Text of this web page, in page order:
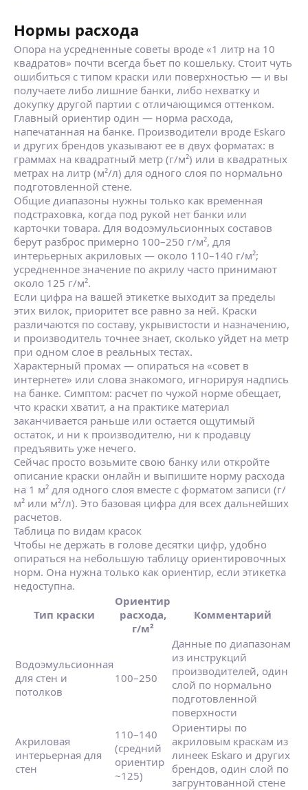
Нормы расхода
Опора на усредненные советы вроде «1 литр на 10
квадратов» почти всегда бьет по кошельку. Стоит чуть
ошибиться с типом краски или поверхностью — и вы
получаете либо лишние банки, либо нехватку и
докупку другой партии с отличающимся оттенком.
Главный ориентир один — норма расхода,
напечатанная на банке. Производители вроде Eskaro
и других брендов указывают ее в двух форматах: в
граммах на квадратный метр (г/м²) или в квадратных
метрах на литр (м²/л) для одного слоя по нормально
подготовленной стене.
Общие диапазоны нужны только как временная
подстраховка, когда под рукой нет банки или
карточки товара. Для водоэмульсионных составов
берут разброс примерно 100–250 г/м², для
интерьерных акриловых — около 110–140 г/м²;
усредненное значение по акрилу часто принимают
около 125 г/м².
Если цифра на вашей этикетке выходит за пределы
этих вилок, приоритет все равно за ней. Краски
различаются по составу, укрывистости и назначению,
и производитель точнее знает, сколько уйдет на метр
при одном слое в реальных тестах.
Характерный промах — опираться на «совет в
интернете» или слова знакомого, игнорируя надпись
на банке. Симптом: расчет по чужой норме обещает,
что краски хватит, а на практике материал
заканчивается раньше или остается ощутимый
остаток, и ни к производителю, ни к продавцу
предъявить уже нечего.
Сейчас просто возьмите свою банку или откройте
описание краски онлайн и выпишите норму расхода
на 1 м² для одного слоя вместе с форматом записи (г/
м² или м²/л). Это базовая цифра для всех дальнейших
расчетов.
Таблица по видам красок
Чтобы не держать в голове десятки цифр, удобно
опираться на небольшую таблицу ориентировочных
норм. Она нужна только как ориентир, если этикетка
недоступна.
Тип краски
Ориентир
расхода,
г/м²
Комментарий
Водоэмульсионная
для стен и
потолков
100–250
Данные по диапазонам
из инструкций
производителей, один
слой по нормально
подготовленной
поверхности
Акриловая
интерьерная для
стен
110–140
(средний
ориентир
~125)
Ориентиры по
акриловым краскам из
линеек Eskaro и других
брендов, один слой по
загрунтованной стене